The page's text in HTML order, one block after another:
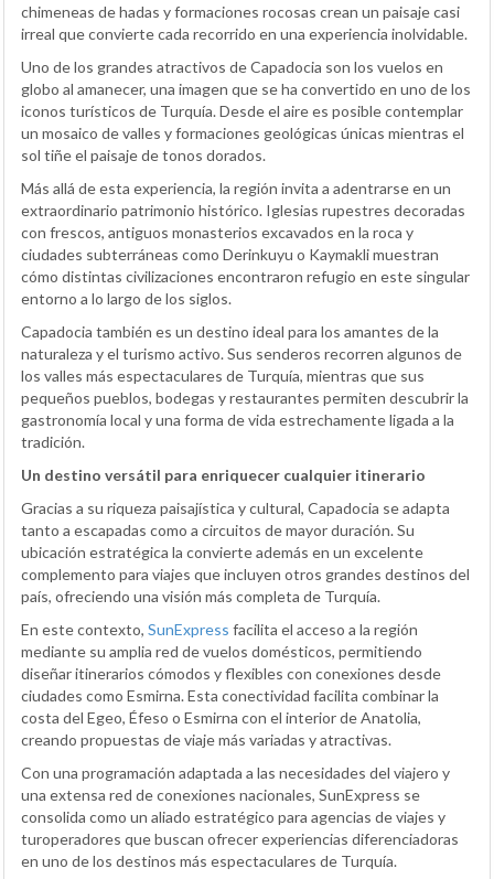
chimeneas de hadas y formaciones rocosas crean un paisaje casi
irreal que convierte cada recorrido en una experiencia inolvidable.
Uno de los grandes atractivos de Capadocia son los vuelos en
globo al amanecer, una imagen que se ha convertido en uno de los
iconos turísticos de Turquía. Desde el aire es posible contemplar
un mosaico de valles y formaciones geológicas únicas mientras el
sol tiñe el paisaje de tonos dorados.
Más allá de esta experiencia, la región invita a adentrarse en un
extraordinario patrimonio histórico. Iglesias rupestres decoradas
con frescos, antiguos monasterios excavados en la roca y
ciudades subterráneas como Derinkuyu o Kaymakli muestran
cómo distintas civilizaciones encontraron refugio en este singular
entorno a lo largo de los siglos.
Capadocia también es un destino ideal para los amantes de la
naturaleza y el turismo activo. Sus senderos recorren algunos de
los valles más espectaculares de Turquía, mientras que sus
pequeños pueblos, bodegas y restaurantes permiten descubrir la
gastronomía local y una forma de vida estrechamente ligada a la
tradición.
Un destino versátil para enriquecer cualquier itinerario
Gracias a su riqueza paisajística y cultural, Capadocia se adapta
tanto a escapadas como a circuitos de mayor duración. Su
ubicación estratégica la convierte además en un excelente
complemento para viajes que incluyen otros grandes destinos del
país, ofreciendo una visión más completa de Turquía.
En este contexto, SunExpress facilita el acceso a la región
mediante su amplia red de vuelos domésticos, permitiendo
diseñar itinerarios cómodos y flexibles con conexiones desde
ciudades como Esmirna. Esta conectividad facilita combinar la
costa del Egeo, Éfeso o Esmirna con el interior de Anatolia,
creando propuestas de viaje más variadas y atractivas.
Con una programación adaptada a las necesidades del viajero y
una extensa red de conexiones nacionales, SunExpress se
consolida como un aliado estratégico para agencias de viajes y
turoperadores que buscan ofrecer experiencias diferenciadoras
en uno de los destinos más espectaculares de Turquía.